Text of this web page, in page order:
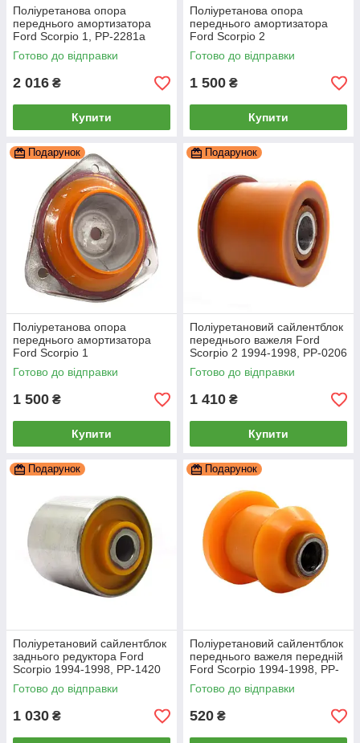
Поліуретанова опора
переднього амортизатора
Ford Scorpio 1, PP-2281a
Готово до відправки
2 016 ₴
Купити
Поліуретанова опора
переднього амортизатора
Ford Scorpio 2
РЕКОНСТРУКЦІЯ ВАШОЇ,
PP-2281b
Готово до відправки
1 500 ₴
Купити
Подарунок
Поліуретанова опора
переднього амортизатора
Ford Scorpio 1
РЕКОНСТРУКЦІЯ ВАШОЇ,
PP-2281b
Готово до відправки
1 500 ₴
Купити
Подарунок
Поліуретановий сайлентблок
переднього важеля Ford
Scorpio 2 1994-1998, PP-0206
Готово до відправки
1 410 ₴
Купити
Подарунок
Поліуретановий сайлентблок
заднього редуктора Ford
Scorpio 1994-1998, PP-1420
Готово до відправки
1 030 ₴
Подарунок
Поліуретановий сайлентблок
переднього важеля передній
Ford Scorpio 1994-1998, PP-
0784
Готово до відправки
520 ₴